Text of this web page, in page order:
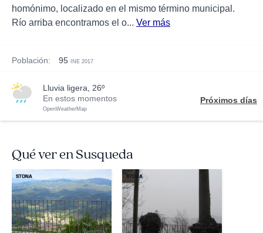
homónimo, localizado en el mismo término municipal.
Río arriba encontramos el o... Ver más
Población: 95 INE 2017
lluvia ligera, 26º
En estos momentos
OpenWeatherMap
Próximos días
Qué ver en Susqueda
STONA STONA